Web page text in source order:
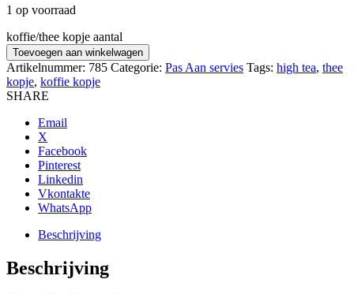
1 op voorraad
koffie/thee kopje aantal
Toevoegen aan winkelwagen
Artikelnummer: 785 Categorie: Pas Aan servies Tags: high tea, thee
kopje, koffie kopje
SHARE
Email
X
Facebook
Pinterest
Linkedin
Vkontakte
WhatsApp
Beschrijving
Beschrijving